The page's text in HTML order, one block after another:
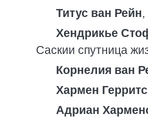
Титус ван Рейн
Хендрикье
Саскии спутница
Корнелия ван
Хармен
Адриан